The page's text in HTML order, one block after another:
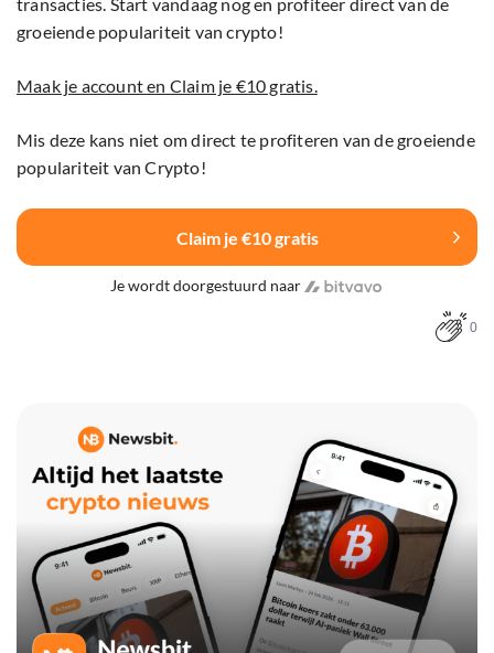
groeiende populariteit van crypto!
Maak je account en Claim je €10 gratis.
Mis deze kans niet om direct te profiteren van de groeiende
populariteit van Crypto!
Claim je €10 gratis
Je wordt doorgestuurd naar
0